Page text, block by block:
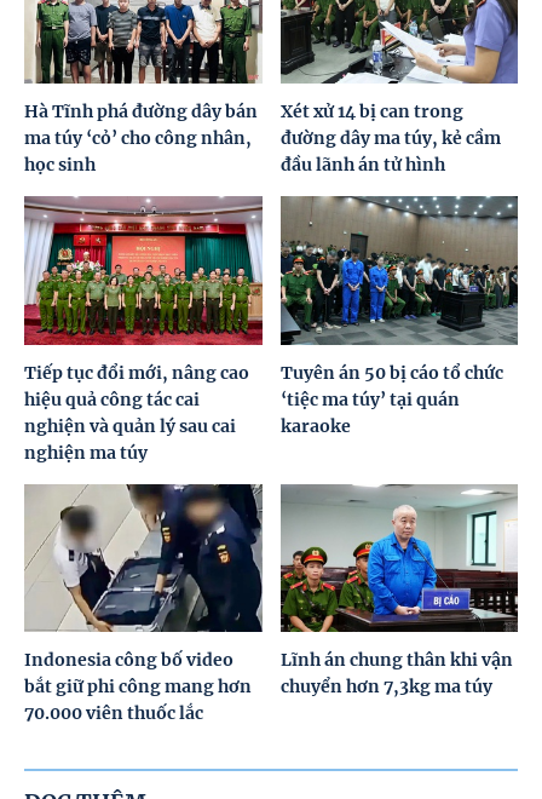
Hà Tĩnh phá đường dây bán
ma túy ‘cỏ’ cho công nhân,
học sinh
Xét xử 14 bị can trong
đường dây ma túy, kẻ cầm
đầu lãnh án tử hình
Tiếp tục đổi mới, nâng cao
hiệu quả công tác cai
nghiện và quản lý sau cai
nghiện ma túy
Tuyên án 50 bị cáo tổ chức
‘tiệc ma túy’ tại quán
karaoke
Indonesia công bố video
bắt giữ phi công mang hơn
70.000 viên thuốc lắc
Lĩnh án chung thân khi vận
chuyển hơn 7,3kg ma túy